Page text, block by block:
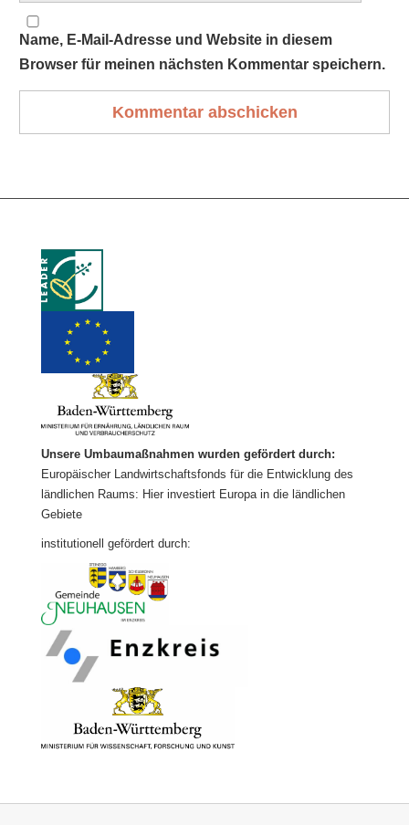
Name, E-Mail-Adresse und Website in diesem
Browser für meinen nächsten Kommentar speichern.
Unsere Umbaumaßnahmen wurden gefördert durch:
Europäischer Landwirtschaftsfonds für die Entwicklung des
ländlichen Raums: Hier investiert Europa in die ländlichen
Gebiete
institutionell gefördert durch: